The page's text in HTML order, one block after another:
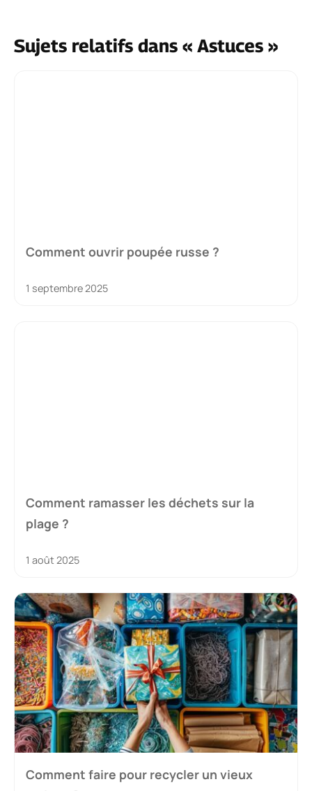
Sujets relatifs dans « Astuces »
Comment ouvrir poupée russe ?
1 septembre 2025
Comment ramasser les déchets sur la
plage ?
1 août 2025
Comment faire pour recycler un vieux